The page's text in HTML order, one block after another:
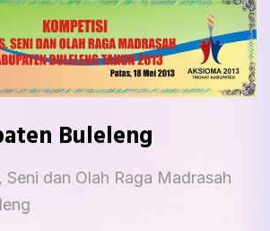
Buleleng
Seni dan Olah Raga Madrasah